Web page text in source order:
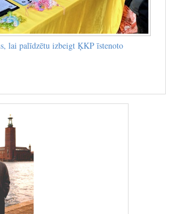
lai palīdzētu izbeigt ĶKP īstenoto